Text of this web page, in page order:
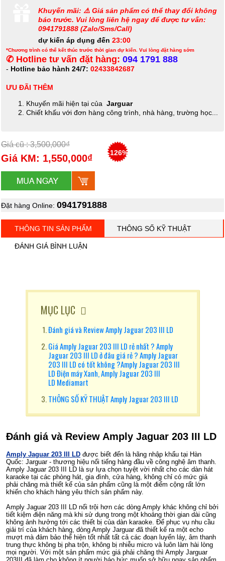
Khuyến mãi: ⚠️ Giá sản phẩm có thể thay đổi không
báo trước. Vui lòng liên hệ ngay để được tư vấn:
0941791888 (Zalo/Sms/Call)
dự kiến áp dụng đến 23:00
*Chương trình có thể kết thúc trước thời gian dự kiến. Vui lòng đặt hàng sớm
✆ Hotline tư vấn đặt hàng: 094 1791 888
- Hotline bảo hành 24/7: 02433842687
ƯU ĐÃI THÊM
Khuyến mãi hiện tại của Jarguar
Chiết khấu với đơn hàng công trình, nhà hàng, trường học...
Giá cũ : 3,500,000₫
Giá KM: 1,550,000₫ -126%
Đặt hàng Online: 0941791888
THÔNG TIN SẢN PHẨM THÔNG SỐ KỸ THUẬT
ĐÁNH GIÁ BÌNH LUẬN
MỤC LỤC
Đánh giá và Review Amply Jaguar 203 III LD
Giá Amply Jaguar 203 III LD rẻ nhất ? Amply
Jaguar 203 III LD ở đâu giá rẻ ? Amply Jaguar
203 III LD có tốt không ?Amply Jaguar 203 III
LD Điện máy Xanh, Amply Jaguar 203 III
LD Mediamart
THÔNG SỐ KỸ THUẬT Amply Jaguar 203 III LD
Đánh giá và Review Amply Jaguar 203 III LD
Amply Jaguar 203 III LD được biết đến là hãng nhập khẩu tại Hàn
Quốc: Jarguar - thương hiệu nổi tiếng hàng đầu về công nghệ âm thanh.
Amply Jaguar 203 III LD là sự lựa chọn tuyệt vời nhất cho các dàn hát
karaoke tại các phòng hát, gia đình, cửa hàng, không chỉ có mức giá
phải chăng mà thiết kế của sản phẩm cũng là một điểm cộng rất lớn
khiến cho khách hàng yêu thích sản phẩm này.
Amply Jaguar 203 III LD nổi trội hơn các dòng Amply khác không chỉ bởi
tiết kiệm điện năng mà khi sử dụng trong một khoảng thời gian dài cũng
không ảnh hưởng tới các thiết bị của dàn karaoke. Để phục vụ nhu cầu
giải trí của khách hàng, dòng Amply Jarguar đã thiết kế ra một echo
mượt mà đảm bảo thể hiện tốt nhất tất cả các đoạn luyến láy, âm thanh
trung thực không bị pha trộn, không bị nhiễu micro và luôn làm hài lòng
mọi người. Với một sản phẩm mức giá phải chăng thì Amply Jarguar